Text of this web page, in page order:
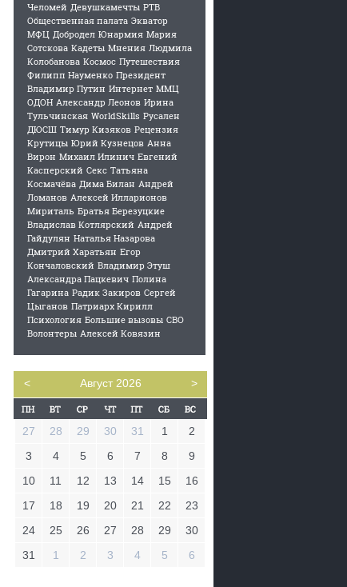
Челомей Девушкамечты РТВ
Общественная палата Экватор
МФЦ Добродел Юнармия Мария
Сотскова Кадеты Мнения Людмила
Колобанова Космос Путешествия
Филипп Науменко Президент
Владимир Путин Интернет ММЦ
ОДОН Александр Леонов Ирина
Тульчинская WorldSkills Русален
ДЮСШ Тимур Кизяков Рецензия
Крутицы Юрий Кузнецов Анна
Вирон Михаил Илинич Евгений
Касперский Секс Татьяна
Космачёва Дима Билан Андрей
Ломанов Алексей Илларионов
Мириталь Братья Березуцкие
Владислав Котлярский Андрей
Гайдулян Наталья Назарова
Дмитрий Харатьян Егор
Кончаловский Владимир Этуш
Александра Пацкевич Полина
Гагарина Радик Закиров Сергей
Цыганов Патриарх Кирилл
Психология Большие вызовы СВО
Волонтеры Алексей Ковязин
< Август 2026 >
27 28 29 30 31 1
2
3
4 5 6 7 8
9
10
11 12 13 14 15
16
17
18 19 20 21 22
23
24
25 26 27 28 29
30
31
1 2 3 4 5 6